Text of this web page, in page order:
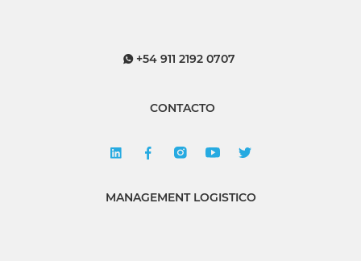
+54 911 2192 0707
CONTACTO
MANAGEMENT LOGISTICO